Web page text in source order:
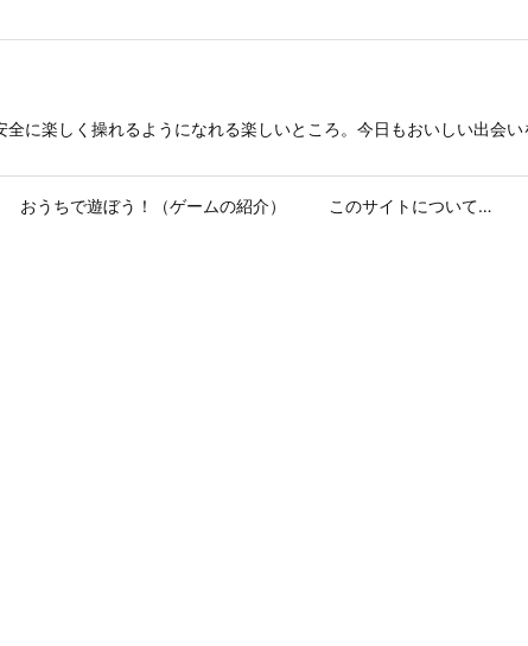
に楽しく操れるようになれる楽しいところ。今日もおいしい出会
おうちで遊ぼう！（ゲームの紹介） このサイトについて…